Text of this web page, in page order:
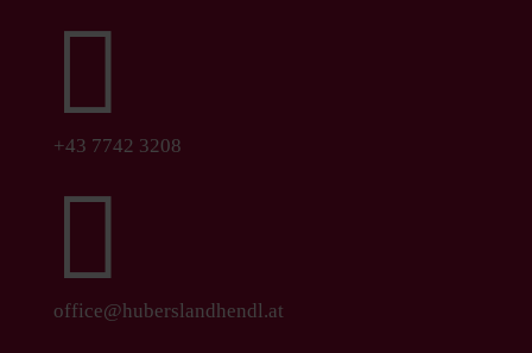

+43 7742 3208

office@huberslandhendl.at